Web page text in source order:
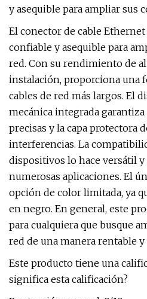
y asequible para ampliar sus
El conector de cable
confiable y asequible para
red. Con su rendimiento de
instalación, proporciona una
cables de red más largos. El
mecánica integrada
precisas y la capa protectora
interferencias. La
dispositivos lo hace versátil y
numerosas aplicaciones. El
opción de color limitada, ya
en negro. En general, este
para cualquiera que busque
red de una manera rentable
Este producto tiene una
significa esta calificación?